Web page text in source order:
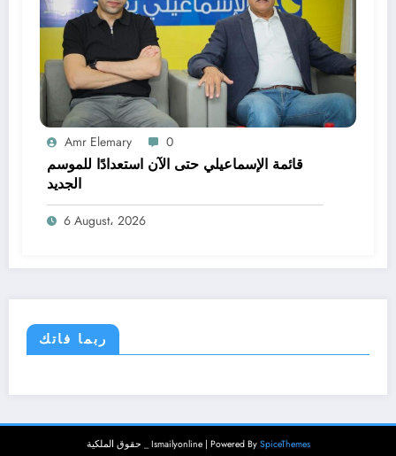
Amr Elemary 0
قائمة الإسماعيلي حتى الآن استعدادًا للموسم
الجديد
6 August، 2026
ربما فاتك
حقوق الملكية _ Ismailyonline | Powered By SpiceThemes